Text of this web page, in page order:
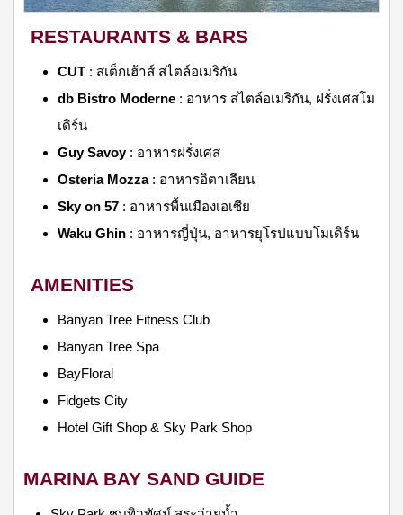
RESTAURANTS & BARS
CUT : สเต็กเฮ้าส์ สไตล์อเมริกัน
db Bistro Moderne : อาหาร สไตล์อเมริกัน, ฝรั่งเศสโม
เดิร์น
Guy Savoy: อาหารฝรั่งเศส
Osteria Mozza: อาหารอิตาเลียน
Sky on 57 : อาหารพื้นเมืองเอเซีย
Waku Ghin : อาหารญี่ปุ่น, อาหารยุโรปแบบโมเดิร์น
AMENITIES
Banyan Tree Fitness Club
Banyan Tree Spa
BayFloral
Fidgets City
Hotel Gift Shop & Sky Park Shop
MARINA BAY SAND GUIDE